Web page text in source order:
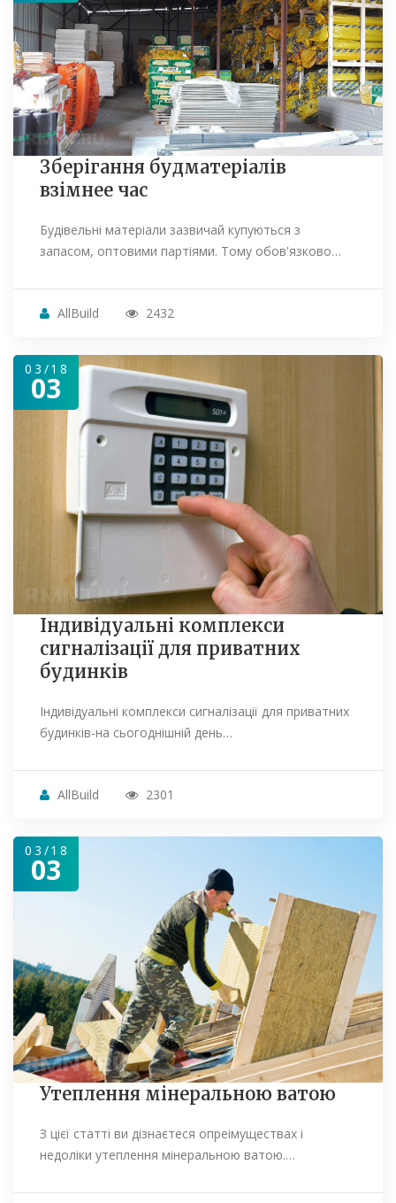
Зберігання будматеріалів
взімнее час
Будівельні матеріали зазвичай купуються з
запасом, оптовими партіями. Тому обов'язково…
AllBuild 2432
03/18
03
Індивідуальні комплекси
сигналізації для приватних
будинків
Індивідуальні комплекси сигналізації для приватних
будинків-на сьогоднішній день…
AllBuild 2301
03/18
03
Утеплення мінеральною ватою
З цієї статті ви дізнаєтеся опреімуществах і
недоліки утеплення мінеральною ватою.…